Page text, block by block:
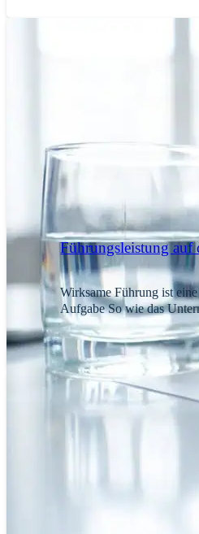
Führungsleistung auf
Wirksame Führung ist
Aufgabe So wie das